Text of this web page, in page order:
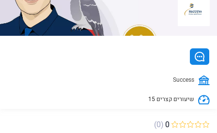
Success
15 שיעורים קצרים
(0) 0